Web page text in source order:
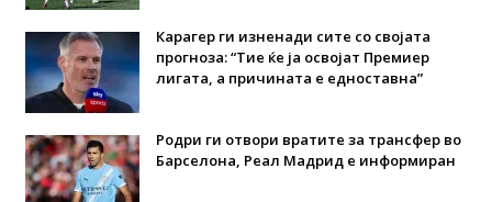
Карагер ги изненади сите со својата
прогноза: “Тие ќе ја освојат Премиер
лигата, а причината е едноставна”
Родри ги отвори вратите за трансфер во
Барселона, Реал Мадрид е информиран